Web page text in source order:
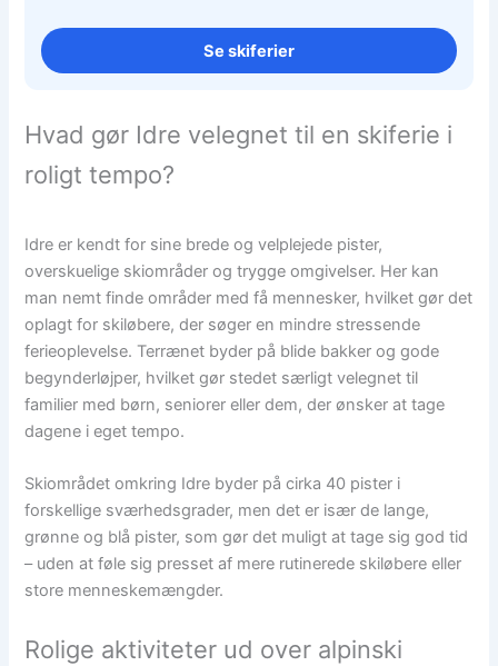
Se skiferier
Hvad gør Idre velegnet til en skiferie i
roligt tempo?
Idre er kendt for sine brede og velplejede pister,
overskuelige skiområder og trygge omgivelser. Her kan
man nemt finde områder med få mennesker, hvilket gør det
oplagt for skiløbere, der søger en mindre stressende
ferieoplevelse. Terrænet byder på blide bakker og gode
begynderløjper, hvilket gør stedet særligt velegnet til
familier med børn, seniorer eller dem, der ønsker at tage
dagene i eget tempo.
Skiområdet omkring Idre byder på cirka 40 pister i
forskellige sværhedsgrader, men det er især de lange,
grønne og blå pister, som gør det muligt at tage sig god tid
– uden at føle sig presset af mere rutinerede skiløbere eller
store menneskemængder.
Rolige aktiviteter ud over alpinski